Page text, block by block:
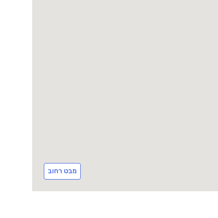
מבט רחוב